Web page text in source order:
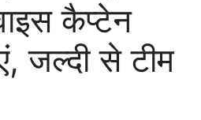
कैप्टेन
जल्दी से टीम